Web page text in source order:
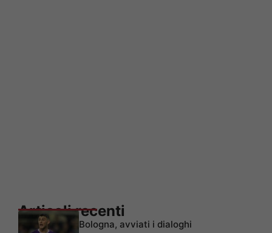
Articoli recenti
Bologna, avviati i dialoghi